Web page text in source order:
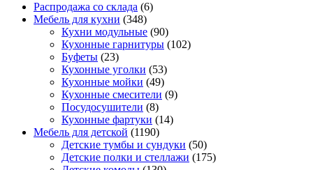
Распродажа со склада (6)
Мебель для кухни (348)
Кухни модульные (90)
Кухонные гарнитуры (102)
Буфеты (23)
Кухонные уголки (53)
Кухонные мойки (49)
Кухонные смесители (9)
Посудосушители (8)
Кухонные фартуки (14)
Мебель для детской (1190)
Детские тумбы и сундуки (50)
Детские полки и стеллажи (175)